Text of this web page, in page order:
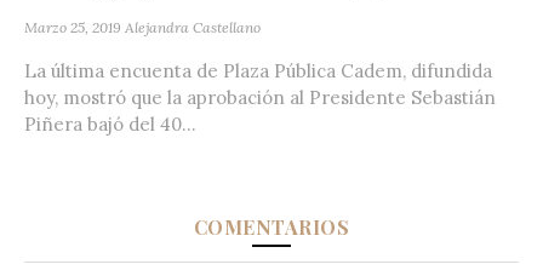
Marzo 25, 2019 Alejandra Castellano
La última encuenta de Plaza Pública Cadem, difundida
hoy, mostró que la aprobación al Presidente Sebastián
Piñera bajó del 40...
COMENTARIOS